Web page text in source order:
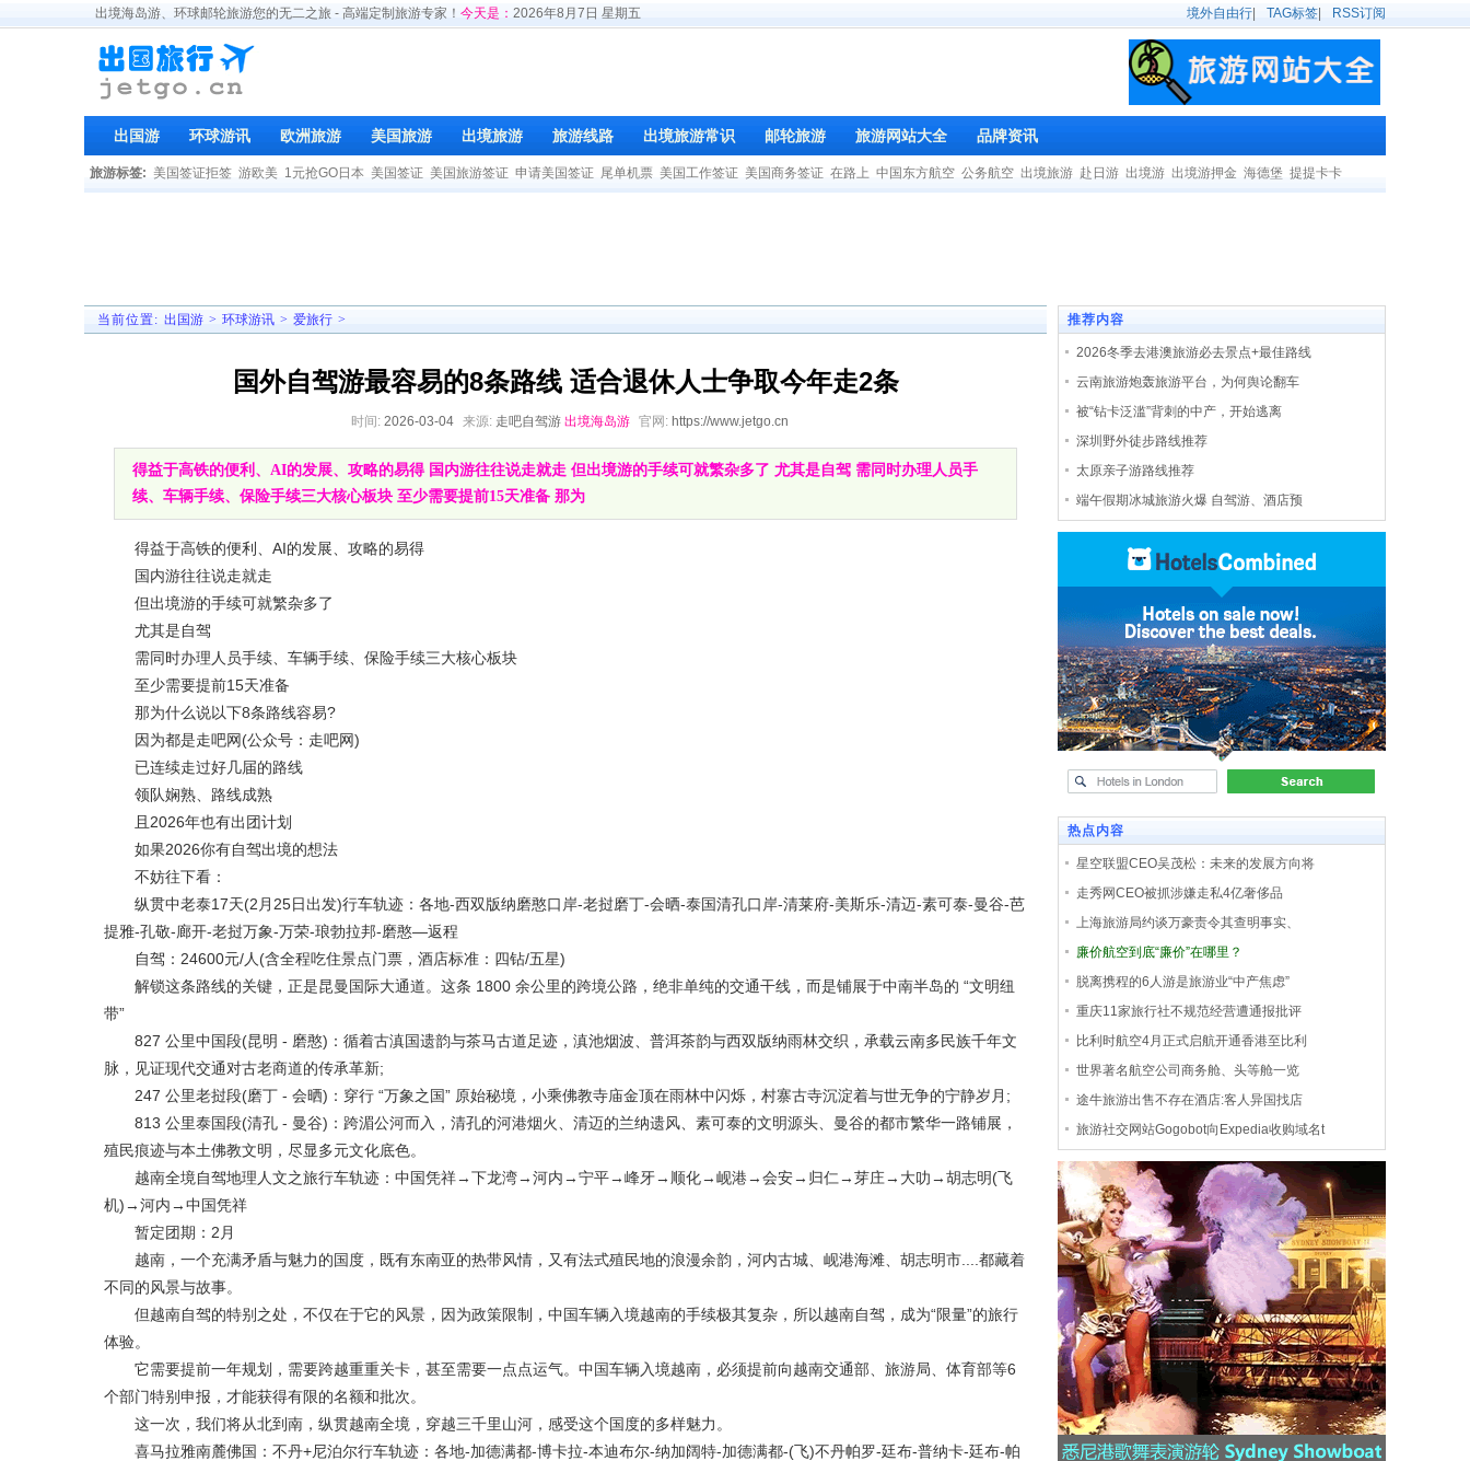
出境海岛游、环球邮轮旅游您的无二之旅 - 高端定制旅游专家！ 今天是： 2026年8月7日 星期五 境外自由行 TAG标签 RSS订阅
出国游 环球游讯 欧洲旅游 美国旅游 出境旅游 旅游线路 出境旅游常识 邮轮旅游 旅游网站大全 品牌资讯
旅游标签: 美国签证拒签 游欧美 1元抢GO日本 美国签证 美国旅游签证 申请美国签证 尾单机票 美国工作签证 美国商务签证 在路上 中国东方航空 公务航空 出境旅游 赴日游 出境游 出境游押金 海德堡 提提卡卡
当前位置: 出国游 > 环球游讯 > 爱旅行 >
国外自驾游最容易的8条路线 适合退休人士争取今年走2条
时间: 2026-03-04 来源: 走吧自驾游 出境海岛游 官网: https://www.jetgo.cn
得益于高铁的便利、AI的发展、攻略的易得 国内游往往说走就走 但出境游的手续可就繁杂多了 尤其是自驾 需同时办理人员手
续、车辆手续、保险手续三大核心板块 至少需要提前15天准备 那为
得益于高铁的便利、AI的发展、攻略的易得
国内游往往说走就走
但出境游的手续可就繁杂多了
尤其是自驾
需同时办理人员手续、车辆手续、保险手续三大核心板块
至少需要提前15天准备
那为什么说以下8条路线容易?
因为都是走吧网(公众号：走吧网)
已连续走过好几届的路线
领队娴熟、路线成熟
且2026年也有出团计划
如果2026你有自驾出境的想法
不妨往下看：
纵贯中老泰17天(2月25日出发)行车轨迹：各地-西双版纳磨憨口岸-老挝磨丁-会晒-泰国清孔口岸-清莱府-美斯乐-清迈-素可泰-曼谷-芭
提雅-孔敬-廊开-老挝万象-万荣-琅勃拉邦-磨憨—返程
自驾：24600元/人(含全程吃住景点门票，酒店标准：四钻/五星)
解锁这条路线的关键，正是昆曼国际大通道。这条 1800 余公里的跨境公路，绝非单纯的交通干线，而是铺展于中南半岛的 “文明纽
带”
827 公里中国段(昆明 - 磨憨)：循着古滇国遗韵与茶马古道足迹，滇池烟波、普洱茶韵与西双版纳雨林交织，承载云南多民族千年文
脉，见证现代交通对古老商道的传承革新;
247 公里老挝段(磨丁 - 会晒)：穿行 “万象之国” 原始秘境，小乘佛教寺庙金顶在雨林中闪烁，村寨古寺沉淀着与世无争的宁静岁月;
813 公里泰国段(清孔 - 曼谷)：跨湄公河而入，清孔的河港烟火、清迈的兰纳遗风、素可泰的文明源头、曼谷的都市繁华一路铺展，
殖民痕迹与本土佛教文明，尽显多元文化底色。
越南全境自驾地理人文之旅行车轨迹：中国凭祥→下龙湾→河内→宁平→峰牙→顺化→岘港→会安→归仁→芽庄→大叻→胡志明(飞
机)→河内→中国凭祥
暂定团期：2月
越南，一个充满矛盾与魅力的国度，既有东南亚的热带风情，又有法式殖民地的浪漫余韵，河内古城、岘港海滩、胡志明市....都藏着
不同的风景与故事。
但越南自驾的特别之处，不仅在于它的风景，因为政策限制，中国车辆入境越南的手续极其复杂，所以越南自驾，成为“限量”的旅行
体验。
它需要提前一年规划，需要跨越重重关卡，甚至需要一点点运气。中国车辆入境越南，必须提前向越南交通部、旅游局、体育部等6
个部门特别申报，才能获得有限的名额和批次。
这一次，我们将从北到南，纵贯越南全境，穿越三千里山河，感受这个国度的多样魅力。
喜马拉雅南麓佛国：不丹+尼泊尔行车轨迹：各地-加德满都-博卡拉-本迪布尔-纳加阔特-加德满都-(飞)不丹帕罗-廷布-普纳卡-廷布-帕
推荐内容
2026冬季去港澳旅游必去景点+最佳路线
云南旅游炮轰旅游平台，为何舆论翻车
被“钻卡泛滥”背刺的中产，开始逃离
深圳野外徒步路线推荐
太原亲子游路线推荐
端午假期冰城旅游火爆 自驾游、酒店预
热点内容
星空联盟CEO吴茂松：未来的发展方向将
走秀网CEO被抓涉嫌走私4亿奢侈品
上海旅游局约谈万豪责令其查明事实、
廉价航空到底“廉价”在哪里？
脱离携程的6人游是旅游业“中产焦虑”
重庆11家旅行社不规范经营遭通报批评
比利时航空4月正式启航开通香港至比利
世界著名航空公司商务舱、头等舱一览
途牛旅游出售不存在酒店:客人异国找店
旅游社交网站Gogobot向Expedia收购域名t